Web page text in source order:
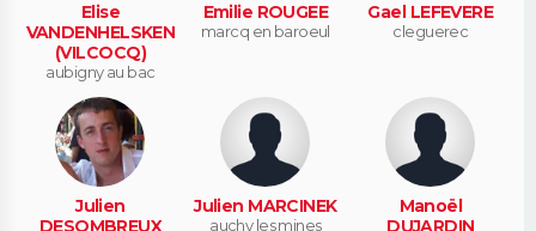
Elise
VANDENHELSKEN
(VILCOCQ)
aubigny au bac
Emilie ROUGEE
marcq en baroeul
Gael LEFEVERE
cleguerec
Julien
DESOMBREUX
Julien MARCINEK
auchy les mines
Manoël
DUJARDIN